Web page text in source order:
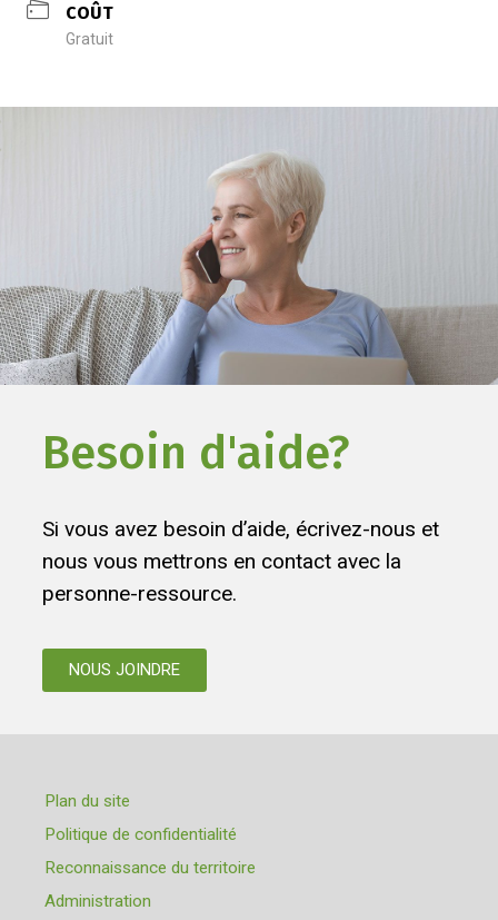
COÛT
Gratuit
Besoin d'aide?
Si vous avez besoin d’aide, écrivez-nous et
nous vous mettrons en contact avec la
personne-ressource.
NOUS JOINDRE
Plan du site
Politique de confidentialité
Reconnaissance du territoire
Administration